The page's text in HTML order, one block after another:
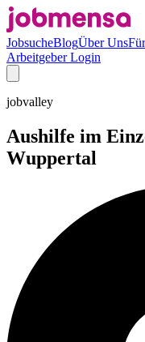
JobsucheBlogÜber Uns
Arbeitgeber Login
jobvalley
Aushilfe im
Wuppertal